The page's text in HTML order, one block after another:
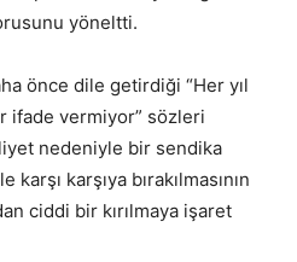
yöneltti.
önce dile getirdiği “Her yıl
ifade vermiyor” sözleri
nedeniyle bir sendika
karşıya bırakılmasının
ciddi bir kırılmaya işaret